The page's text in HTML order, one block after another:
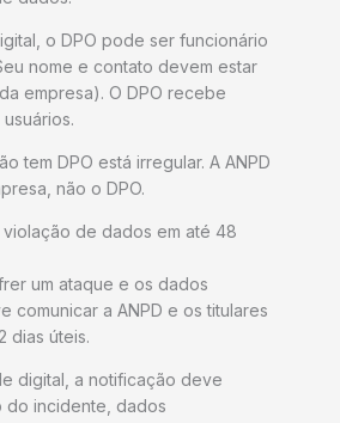
o DPO pode ser funcionário
nome e contato devem estar
empresa). O DPO recebe
tem DPO está irregular. A ANPD
não o DPO.
de dados em até 48
um ataque e os dados
comunicar a ANPD e os titulares
dias úteis.
digital, a notificação deve
do incidente, dados